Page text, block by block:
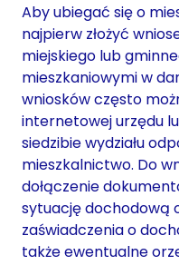
Aby ubiegać się o
najpierw złożyć
miejskiego lub
mieszkaniowymi w
wniosków często
internetowej urzędu
siedzibie wydziału
mieszkalnictwo. Do
dołączenie
sytuację dochodową
zaświadczenia o
także ewentualne